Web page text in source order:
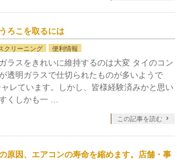
ろこを取るには
クリーニング 便利情報
ラスをきれいに維持するのは大変 タイのコン
透明ガラスで仕切られたものが多いようで
レています。しかし、皆様経験済みかと思い
くしかも一 …
この記事を読む
原因、エアコンの寿命を縮めます。店舗・事